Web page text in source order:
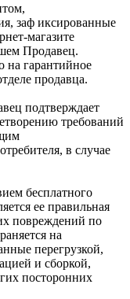
заф иксированные
магазите
Продавец.
на гарантийное
продавца.
подтверждает
требований
в случае
бесплатного
ее правильная
повреждений по
на
перегрузкой,
и сборкой,
посторонних